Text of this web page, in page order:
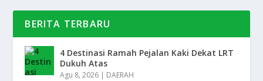
BERITA TERBARU
4 Destinasi Ramah Pejalan Kaki Dekat LRT
Dukuh Atas
Agu 8, 2026 DAERAH